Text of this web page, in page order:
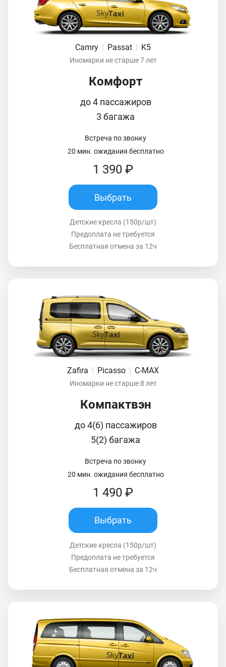
Camry Passat K5
Иномарки не старше 7 лет
Комфорт
до 4 пассажиров
3 багажа
Встреча по звонку
20 мин. ожидания бесплатно
1 390 ₽
Выбрать
Детские кресла (150р/шт)
Предоплата не требуется
Бесплатная отмена за 12ч
Zafira | Picasso | C-MAX
Иномарки не старше 8 лет
Компактвэн
до 4(6) пассажиров
5(2) багажа
Встреча по звонку
20 мин. ожидания бесплатно
1 490 ₽
Выбрать
Детские кресла (150р/шт)
Предоплата не требуется
Бесплатная отмена за 12ч